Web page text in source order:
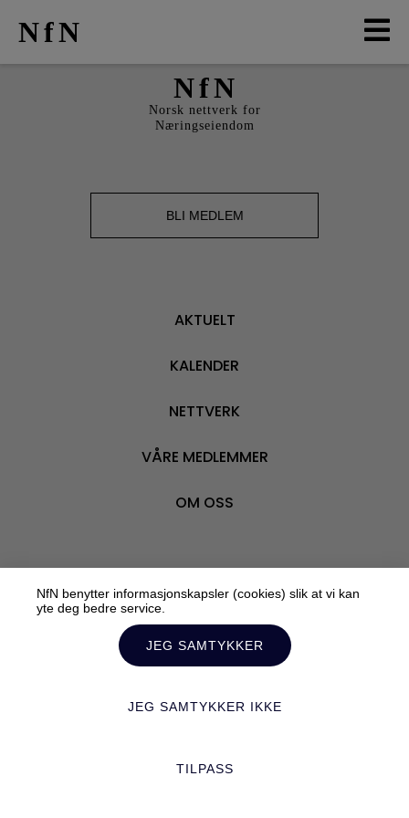
MEDLEMMER
NfN
NfN
Norsk nettverk for
Næringseiendom
BLI MEDLEM
AKTUELT
KALENDER
NETTVERK
VÅRE MEDLEMMER
OM OSS
Tilrettelagt av:Mediebyrået Enklere Valg
NfN benytter informasjonskapsler (cookies) slik at vi kan
yte deg bedre service.
JEG SAMTYKKER
JEG SAMTYKKER IKKE
TILPASS